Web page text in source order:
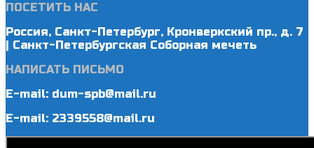
ПОСЕТИТЬ НАС
Россия, Санкт-Петербург, Кронверкский пр., д. 7
| Санкт-Петербургская Соборная мечеть
НАПИСАТЬ ПИСЬМО
E-mail: dum-spb@mail.ru
E-mail: 2339558@mail.ru